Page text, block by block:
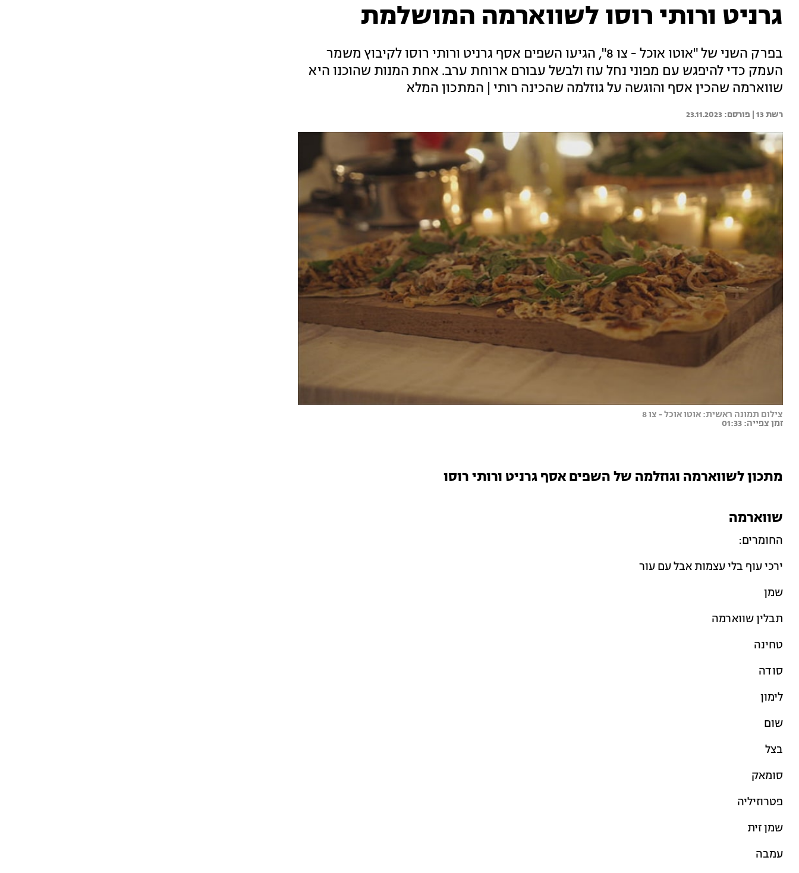
גרניט ורותי רוסו לשווארמה המושלמת
בפרק השני של "אוטו אוכל - צו 8", הגיעו השפים אסף גרניט ורותי רוסו לקיבוץ משמר
העמק כדי להיפגש עם מפוני נחל עוז ולבשל עבורם ארוחת ערב. אחת המנות שהוכנו היא
שווארמה שהכין אסף והוגשה על גוזלמה שהכינה רותי | המתכון המלא
רשת 13 | 23.11.2023
צילום תמונה ראשית: אוטו אוכל - צו 8
זמן צפייה: 01:33
מתכון לשווארמה וגוזלמה של השפים אסף גרניט ורותי רוסו
שווארמה
החומרים:
ירכי עוף בלי עצמות אבל עם עור
שמן
תבלין שווארמה
טחינה
סודה
לימון
שום
בצל
סומאק
פטרוזיליה
שמן זית
עמבה